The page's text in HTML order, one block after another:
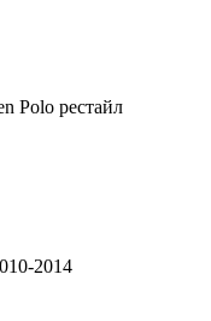
Polo рестайл
2014